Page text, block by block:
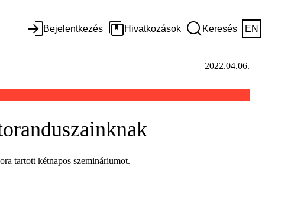
Bejelentkezés Hivatkozások Keresés EN
2022.04.06.
tartott kétnapos szemináriumot.